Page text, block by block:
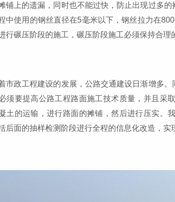
铺上的遗漏，同时也不能过快，防止出现过多
中使用的钢丝直径在5毫米以下，钢丝拉力在
行碾压阶段的施工，碾压阶段施工必须保持合理
市政工程建设的发展，公路交通建设日渐增多
须要提高公路工程路面施工技术质量，并且采
土的运输，进行路面的摊铺，然后进行压实。
后面的抽样检测阶段进行全程的信息化改造，实